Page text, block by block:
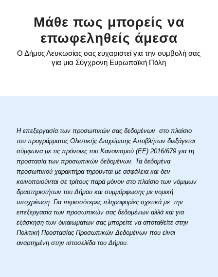
Μάθε πως μπορείς να
επωφεληθείς άμεσα
Ο Δήμος Λευκωσίας σας ευχαριστεί για την συμβολή σας
για μια Σύγχρονη Ευρωπαϊκή Πόλη
Η επεξεργασία των προσωπικών σας δεδομένων στο πλαίσιο
του προγράμματος Ολιστικής Διαχείρισης Αποβλήτων διεξάγεται
σύμφωνα με τις πρόνοιες του Κανονισμού (ΕΕ) 2016/679 για τη
προστασία των προσωπικών δεδομένων. Τα δεδομένα
προσωπικού χαρακτήρα τηρούνται με ασφάλεια και δεν
κοινοποιούνται σε τρίτους παρά μόνον στο πλαίσιο των νόμιμων
δραστηριοτήτων του Δήμου και συμμόρφωσης με νομική
υποχρέωση. Για περισσότερες πληροφορίες σχετικά με την
επεξεργασία των προσωπικών σας δεδομένων αλλά και για
εξάσκηση των δικαιωμάτων σας μπορείτε να αποταθείτε στην
Πολιτική Προστασίας Προσωπικών Δεδομένων που είναι
αναρτημένη στην ιστοσελίδα του Δήμου.